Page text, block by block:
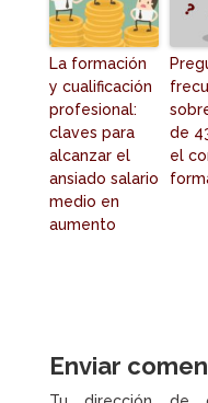
La formación
y cualificación
profesional:
claves para
alcanzar el
ansiado salario
medio en
aumento
de
el
Enviar